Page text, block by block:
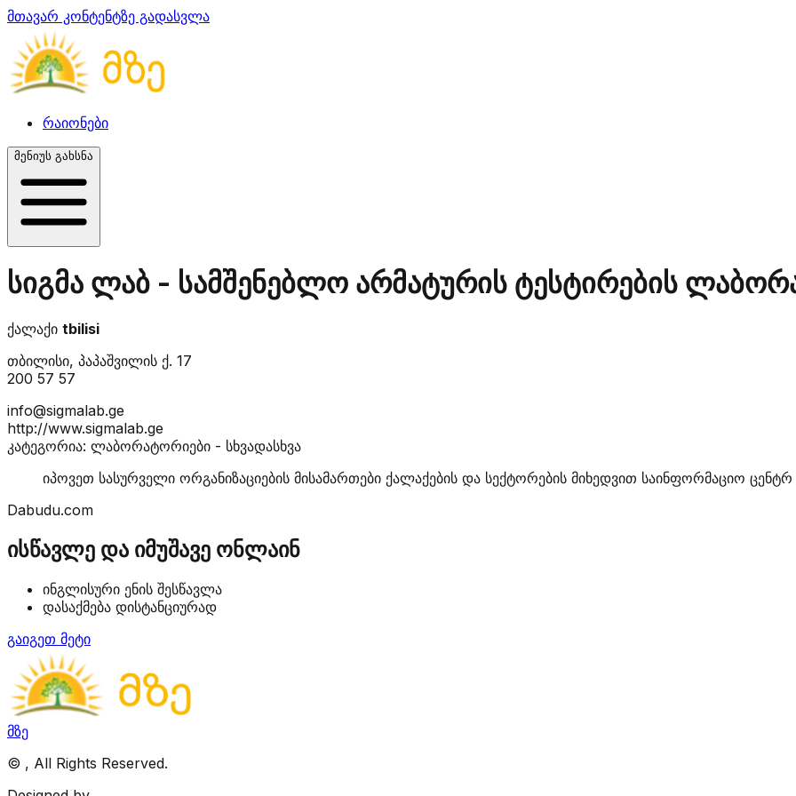
მთავარ კონტენტზე გადასვლა
რაიონები
მენიუს გახსნა
სიგმა ლაბ - სამშენებლო არმატურის ტესტირების
ქალაქი tbilisi
თბილისი, პაპაშვილის ქ. 17
200 57 57
info@sigmalab.ge
http://www.sigmalab.ge
კატეგორია: ლაბორატორიები - სხვადასხვა
იპოვეთ სასურველი ორგანიზაციების მისამართები ქალაქების და სექტორების მიხედვით საინფორმაციო ცენტრ
Dabudu.com
ისწავლე და იმუშავე ონლაინ
ინგლისური ენის შესწავლა
დასაქმება დისტანციურად
გაიგეთ მეტი
მზე
© , All Rights Reserved.